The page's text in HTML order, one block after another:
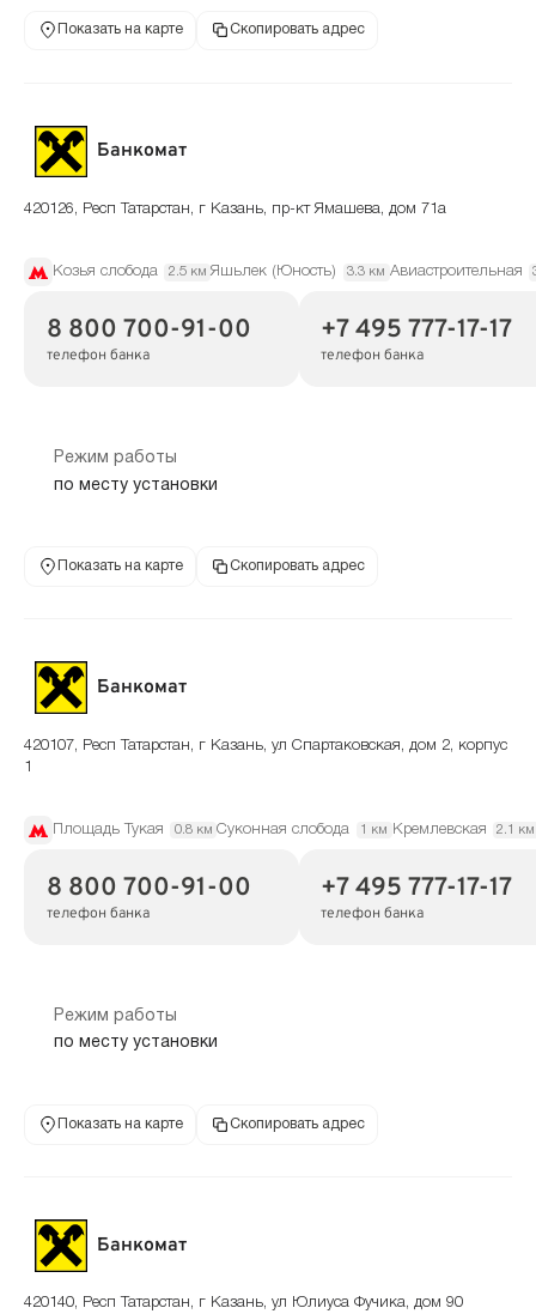
Показать на карте Скопировать адрес
Банкомат
420126, Респ Татарстан, г Казань, пр-кт Ямашева, дом 71а
Козья слобода 2.5 км Яшьлек (Юность) 3.3 км Авиастроительная
8 800 700-91-00
телефон банка
+7 495 777-17-17
телефон банка
Режим работы
по месту установки
Показать на карте Скопировать адрес
Банкомат
420107, Респ Татарстан, г Казань, ул Спартаковская, дом 2, корпус
1
Площадь Тукая 0.8 км Суконная слобода 1 км Кремлевская 2.1 км
8 800 700-91-00
телефон банка
+7 495 777-17-17
телефон банка
Режим работы
по месту установки
Показать на карте Скопировать адрес
Банкомат
420140, Респ Татарстан, г Казань, ул Юлиуса Фучика, дом 90